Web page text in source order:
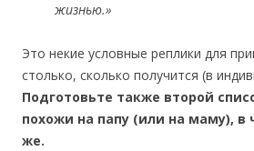
жизнью.»
Это некие условные реплики для
столько, сколько получится (в
Подготовьте также второй
похожи на папу (или на маму),
же.